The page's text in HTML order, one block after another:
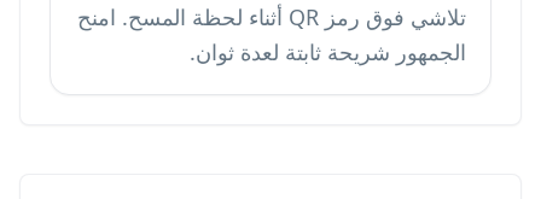
تلاشي فوق رمز QR أثناء لحظة المسح. امنح
الجمهور شريحة ثابتة لعدة ثوان.